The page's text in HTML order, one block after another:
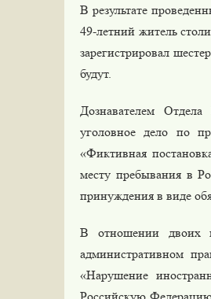
В результате
49-летний житель
зарегистрировал
будут.
Дознавателем
уголовное дело по
«Фиктивная
месту пребывания в
принуждения в виде
В отношении двоих
административном
«Нарушение
Российскую